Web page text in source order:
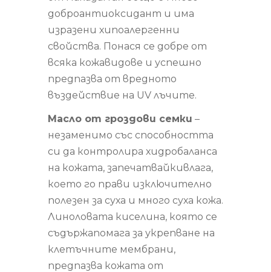
доброантиоксидант и има
изразени хипоалергенни
свойства. Понася се добре от
всяка кожавидове и успешно
предпазва от вредното
въздействие на UV лъчите.
Масло от гроздови семки –
незаменимо със способността
си да контролира хидробаланса
на кожата, запечатвайкивлага,
което го прави изключително
полезен за суха и много суха кожа.
Линоловата киселина, която се
съдържапомага за укрепване на
клетъчните мембрани,
предпазва кожата от